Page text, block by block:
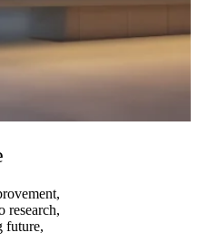
research,
future,